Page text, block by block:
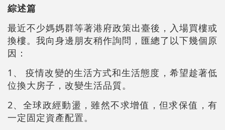
綜述篇
最近不少媽媽群等著港府政策出臺後，入場買樓或
換樓。我向身邊朋友稍作詢問，匯總了以下幾個原
因：
1、 疫情改變的生活方式和生活態度，希望趁著低
位換大房子，改變生活品質。
2、全球政經動盪，雖然不求增值，但求保值，有
一定固定資產配置。